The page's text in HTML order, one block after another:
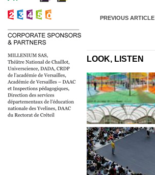
PREVIOUS ARTICLE
LOOK, LISTEN